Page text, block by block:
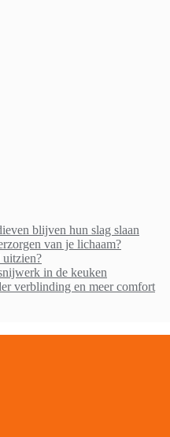
blijven hun slag slaan
van je lichaam?
uitzien?
in de keuken
verblinding en meer comfort